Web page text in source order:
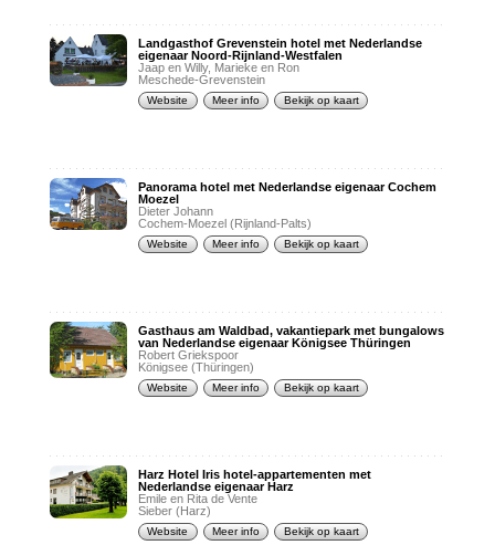
Landgasthof Grevenstein hotel met Nederlandse
eigenaar Noord-Rijnland-Westfalen
Jaap en Willy, Marieke en Ron
Meschede-Grevenstein
Website Meer info Bekijk op kaart
Panorama hotel met Nederlandse eigenaar Cochem
Moezel
Dieter Johann
Cochem-Moezel (Rijnland-Palts)
Website Meer info Bekijk op kaart
Gasthaus am Waldbad, vakantiepark met bungalows
van Nederlandse eigenaar Königsee Thüringen
Robert Griekspoor
Königsee (Thüringen)
Website Meer info Bekijk op kaart
Harz Hotel Iris hotel-appartementen met
Nederlandse eigenaar Harz
Emile en Rita de Vente
Sieber (Harz)
Website Meer info Bekijk op kaart